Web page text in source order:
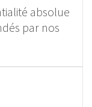
absolue
par nos